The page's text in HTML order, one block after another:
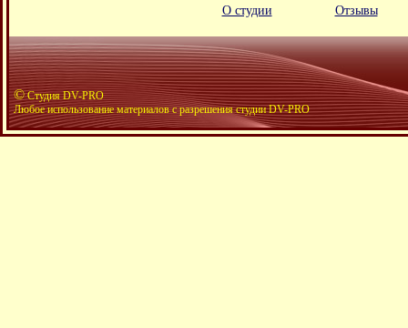
О студии Отзывы
©Студия DV-PRO
Любое использование материалов с разрешения студии DV-PRO